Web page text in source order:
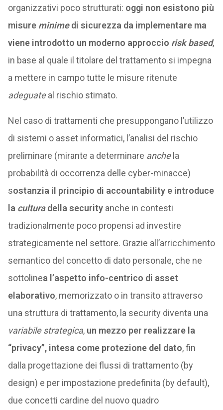
organizzativi poco strutturati: oggi non esistono più
misure minimedi sicurezza da implementare ma
viene introdotto un moderno approccio risk based,
in base al quale il titolare del trattamento si impegna
a mettere in campo tutte le misure ritenute
adeguateal rischio stimato.
Nel caso di trattamenti che presuppongano l’utilizzo
di sistemi o asset informatici, l’analisi del rischio
preliminare (mirante a determinare anchela
probabilità di occorrenza delle cyber-minacce)
sostanzia il principio di accountability e introduce
la culturadella securityanche in contesti
tradizionalmente poco propensi ad investire
strategicamente nel settore. Grazie all’arricchimento
semantico del concetto di dato personale, che ne
sottolinea l’aspetto info-centrico di asset
elaborativo, memorizzato o in transito attraverso
una struttura di trattamento, la security diventa una
variabile strategica, un mezzo per realizzare la
“privacy”, intesa come protezione del dato, fin
dalla progettazione dei flussi di trattamento (by
design) e per impostazione predefinita (by default),
due concetti cardine del nuovo quadro